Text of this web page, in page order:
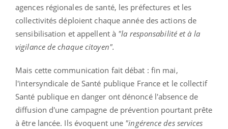
agences régionales de santé, les préfectures et les
collectivités déploient chaque année des actions de
sensibilisation et appellent à "la responsabilité et à la
vigilance de chaque citoyen".
Mais cette communication fait débat : fin mai,
l'intersyndicale de Santé publique France et le collectif
Santé publique en danger ont dénoncé l'absence de
diffusion d'une campagne de prévention pourtant prête
à être lancée. Ils évoquent une "ingérence des services